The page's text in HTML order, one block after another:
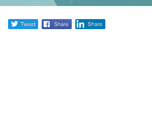
twitter facebook